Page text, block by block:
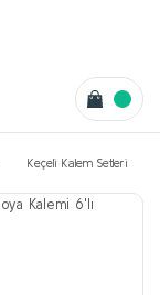
Keçeli Kalem Setleri